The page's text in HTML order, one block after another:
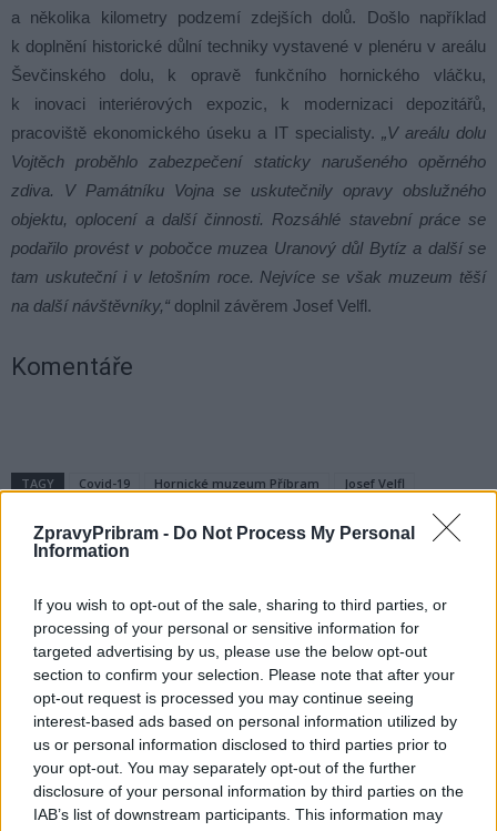
ZpravyPribram - Do Not Process My Personal
Information
If you wish to opt-out of the sale, sharing to third parties, or
processing of your personal or sensitive information for
targeted advertising by us, please use the below opt-out
section to confirm your selection. Please note that after your
opt-out request is processed you may continue seeing
interest-based ads based on personal information utilized by
us or personal information disclosed to third parties prior to
your opt-out. You may separately opt-out of the further
disclosure of your personal information by third parties on the
IAB’s list of downstream participants. This information may
a několika kilometry podzemí zdejších dolů. Došlo například
k doplnění historické důlní techniky vystavené v plenéru v areálu
Ševčinského dolu, k opravě funkčního hornického vláčku,
k inovaci interiérových expozic, k modernizaci depozitářů,
pracoviště ekonomického úseku a IT specialisty. „V areálu dolu
Vojtěch proběhlo zabezpečení staticky narušeného opěrného
zdiva. V Památníku Vojna se uskutečnily opravy obslužného
objektu, oplocení a další činnosti. Rozsáhlé stavební práce se
podařilo provést v pobočce muzea Uranový důl Bytíz a další se
tam uskuteční i v letošním roce. Nejvíce se však muzeum těší
na další návštěvníky,“ doplnil závěrem Josef Velfl.
Komentáře
TAGY Covid-19 Hornické muzeum Příbram
Josef Velfl
Starosta se mýlil, semafor patří
městu a nikoli ŘSD, město
pracuje na jeho opravě
Následující článek
Solární lampy z Flusárny se
přesunou jinam, starosta uznal
jejich nefunkčnost